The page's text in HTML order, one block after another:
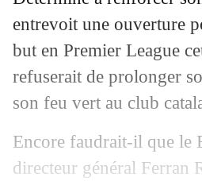
entrevoit une ouverture
but en Premier League
refuserait de prolonger
son feu vert au club
Encore faudrait-il que le
directeur général Ferran
09/10 UEFA : Ceferin
09/10 PHOTOS : les
09/10 Inter : Lacazette
LdN: